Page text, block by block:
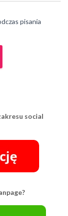
pisania
social